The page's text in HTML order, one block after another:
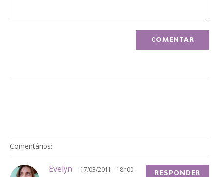
Comentários:
Evelyn 17/03/2011 - 18h00 RESPONDER